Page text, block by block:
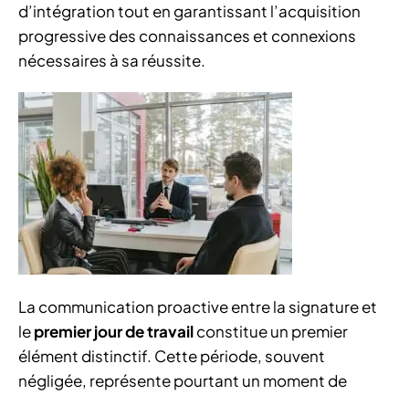
d’intégration tout en garantissant l’acquisition
progressive des connaissances et connexions
nécessaires à sa réussite.
La communication proactive entre la signature et
lepremier jour de travailconstitue un premier
élément distinctif. Cette période, souvent
négligée, représente pourtant un moment de